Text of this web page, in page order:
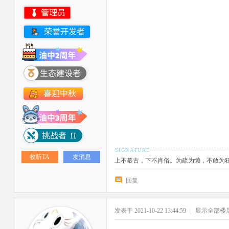
收听TA 发消息 上不慕古，下不肖俗。为疏为懒，不敢为
回复
发表于 2021-10-22 13:44:59 显示全部楼